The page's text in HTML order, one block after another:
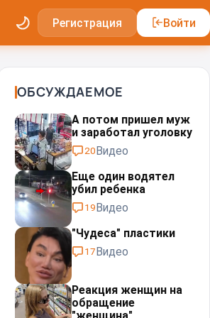
Регистрация Войти
ОБСУЖДАЕМОЕ
А потом пришел муж
и заработал уголовку
20Видео
Еще один водятел
убил ребенка
19Видео
"Чудеса" пластики⁠⁠
17Видео
Реакция женщин на
обращение